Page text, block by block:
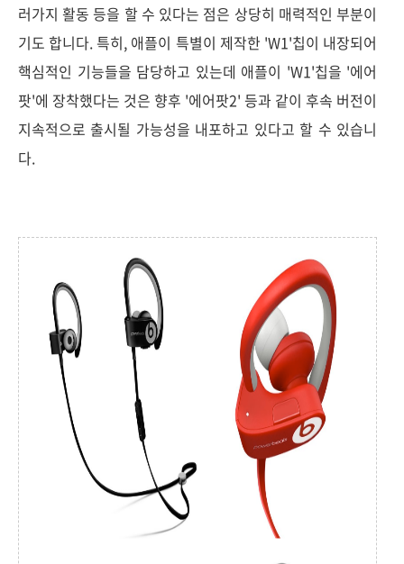
러가지 활동 등을 할 수 있다는 점은 상당히 매력적인 부분이
기도 합니다. 특히, 애플이 특별이 제작한 'W1'칩이 내장되어
핵심적인 기능들을 담당하고 있는데 애플이 'W1'칩을 '에어
팟'에 장착했다는 것은 향후 '에어팟2' 등과 같이 후속 버전이
지속적으로 출시될 가능성을 내포하고 있다고 할 수 있습니
다.